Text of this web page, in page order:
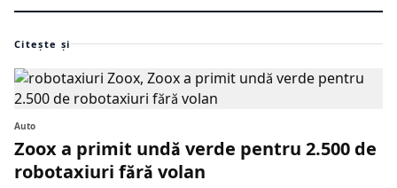
Citește și
Auto
Zoox a primit undă verde pentru 2.500 de
robotaxiuri fără volan